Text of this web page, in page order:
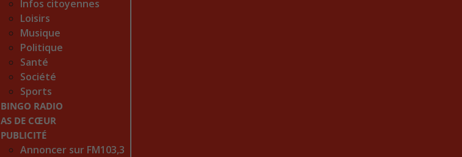
Infos citoyennes
Loisirs
Musique
Politique
Santé
Société
Sports
BINGO RADIO
AS DE CŒUR
PUBLICITÉ
Annoncer sur FM103,3